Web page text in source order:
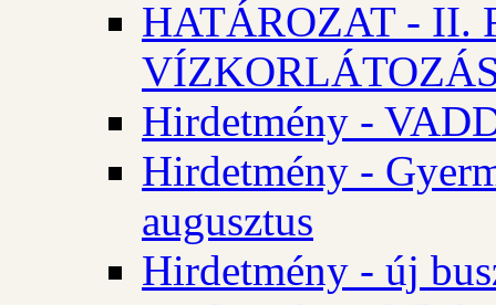
HATÁROZAT - II.
Hirdetmény -
Hirdetmény -
augusztus
Hirdetmény - új